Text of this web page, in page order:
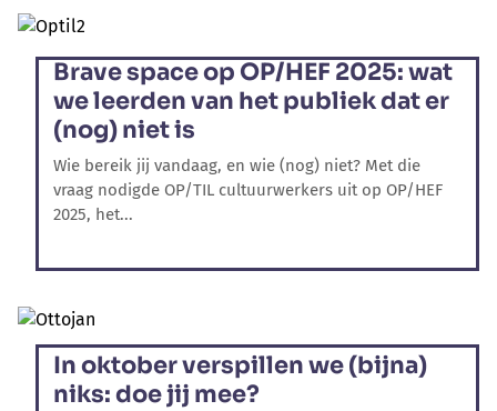
Brave space op OP/HEF 2025: wat
we leerden van het publiek dat er
(nog) niet is
Wie bereik jij vandaag, en wie (nog) niet? Met die
vraag nodigde OP/TIL cultuurwerkers uit op OP/HEF
2025, het...
In oktober verspillen we (bijna)
niks: doe jij mee?